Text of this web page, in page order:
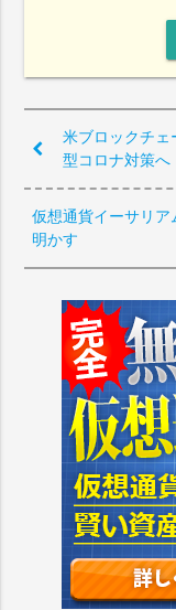
米ブロックチ
型コロナ対策へ
仮想通貨イーサリ
明かす